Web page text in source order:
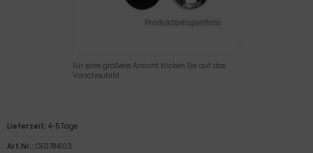
Für eine größere Ansicht klicken Sie auf das
Vorschaubild
Lieferzeit: 4-5 Tage
Art.Nr.: OE0784103